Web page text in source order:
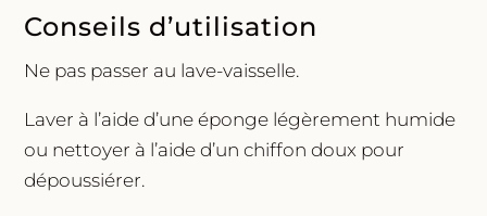
Conseils d’utilisation
Ne pas passer au lave-vaisselle.
Laver à l’aide d’une éponge légèrement humide
ou nettoyer à l’aide d’un chiffon doux pour
dépoussiérer.